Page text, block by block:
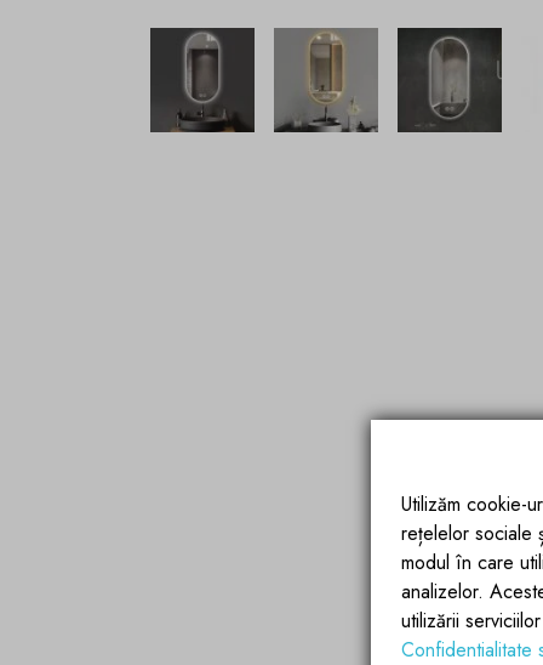
Utilizăm cookie-
rețelelor sociale
modul în care
analizelor.
utilizării
Confidentialitate